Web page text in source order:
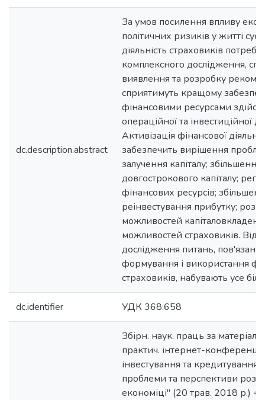
dc.description.abstract
За умов посилення впливу
політичних ризиків у житті
діяльність страховиків
комплексного дослідження,
виявлення та розробку
сприятимуть кращому
фінансовими ресурсами
операційної та інвестиційної
Активізація фінансової
забезпечить вирішення
залучення капіталу; збільшення
довгострокового капіталу;
фінансових ресурсів;
реінвестування прибутку;
можливостей
можливостей страховиків.
дослідження питань,
формування і використання
страховиків, набувають усе
dc.identifier УДК 368:658
Збірн. наук. праць за
практич. інтернет-
інвестування та кредитування
проблеми та перспективи
економіці" (20 трав. 2018 р.)